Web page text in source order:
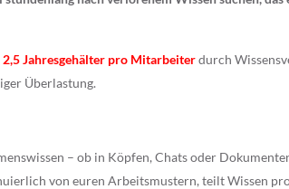
2,5 Jahresgehälter pro Mitarbeiterdurch
Überlastung.
– ob in Köpfen, Chats oder
von euren Arbeitsmustern, teilt Wissen